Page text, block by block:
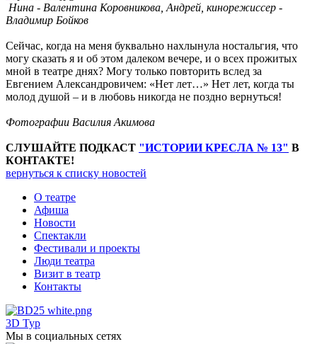
Нина - Валентина Коровникова, Андрей, кинорежиссер -
Владимир Бойков
Сейчас, когда на меня буквально нахлынула ностальгия, что
могу сказать я и об этом далеком вечере, и о всех прожитых
мной в театре днях? Могу только повторить вслед за
Евгением Александровичем: «Нет лет…» Нет лет, когда ты
молод душой – и в любовь никогда не поздно вернуться!
Фотографии Василия Акимова
СЛУШАЙТЕ ПОДКАСТ "ИСТОРИИ КРЕСЛА № 13" В
КОНТАКТЕ!
вернуться к списку новостей
О театре
Афиша
Новости
Спектакли
Фестивали и проекты
Люди театра
Визит в театр
Контакты
3D Тур
Мы в социальных сетях